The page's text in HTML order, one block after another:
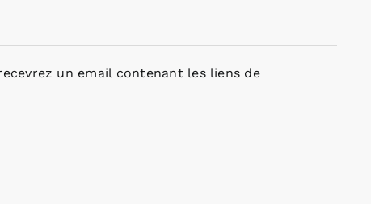
un email contenant les liens de